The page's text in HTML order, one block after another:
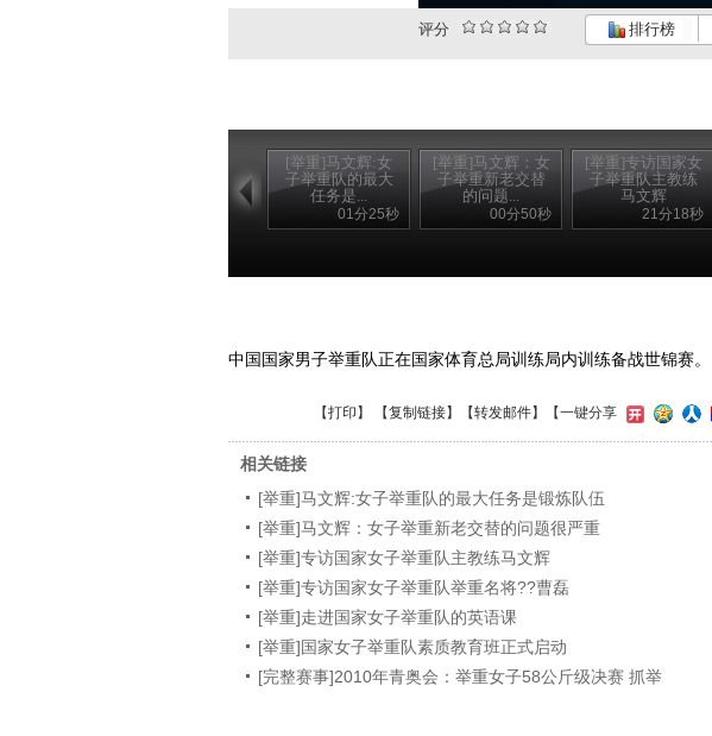
评分 排行榜
[举重]马文辉:女
子举重队的最大
任务是...
01分25秒
[举重]马文辉：女
子举重新老交替
的问题...
00分50秒
[举重]专访国家女
子举重队主教练
马文辉
21分18秒
中国国家男子举重队正在国家体育总局训练局内训练备战世锦赛。
【打印 】 【复制链接】【转发邮件】 【一键分享
相关链接
[举重]马文辉:女子举重队的最大任务是锻炼队伍
[举重]马文辉：女子举重新老交替的问题很严重
[举重]专访国家女子举重队主教练马文辉
[举重]专访国家女子举重队举重名将??曹磊
[举重]走进国家女子举重队的英语课
[举重]国家女子举重队素质教育班正式启动
[完整赛事]2010年青奥会：举重女子58公斤级决赛 抓举